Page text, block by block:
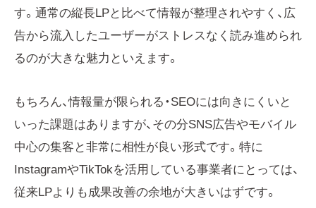
す。通常の縦長LPと比べて情報が整理されやすく、広
告から流入したユーザーがストレスなく読み進められ
るのが大きな魅力といえます。
もちろん、情報量が限られる・SEOには向きにくいと
いった課題はありますが、その分SNS広告やモバイル
中心の集客と非常に相性が良い形式です。特に
InstagramやTikTokを活用している事業者にとっては、
従来LPよりも成果改善の余地が大きいはずです。